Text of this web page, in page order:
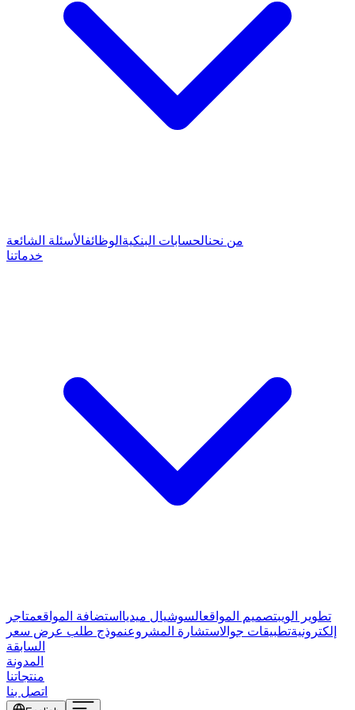
من نحنالحسابات البنكية الوظائفالأسئلة الشائعة
خدماتنا
تطوير الويبتصميم المواقعالسوشيال ميديا استضافة المواقعمتاجر
إلكترونيةتطبيقات جوالاستشارة المشروعنموذج طلب عرض سعر
السابقة
المدونة
منتجاتنا
اتصل بنا